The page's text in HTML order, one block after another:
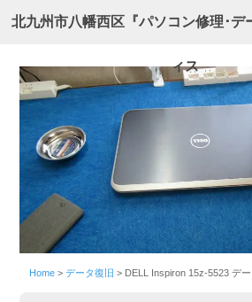
北九州市八幡西区『パソコン修理･デ
ィス
Home >データ復旧 > DELL Inspiron 15z-5523 デ